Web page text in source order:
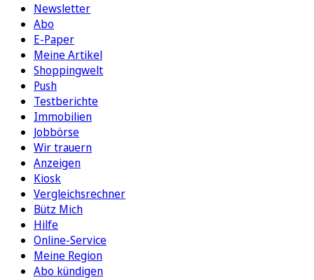
Newsletter
Abo
E-Paper
Meine Artikel
Shoppingwelt
Push
Testberichte
Immobilien
Jobbörse
Wir trauern
Anzeigen
Kiosk
Vergleichsrechner
Bütz Mich
Hilfe
Online-Service
Meine Region
Abo kündigen